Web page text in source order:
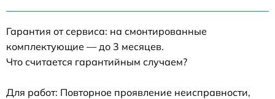
Гарантия от сервиса: на смонтированные
комплектующие — до 3 месяцев.
Что считается гарантийным случаем?
Для работ: Повторное проявление неисправности,